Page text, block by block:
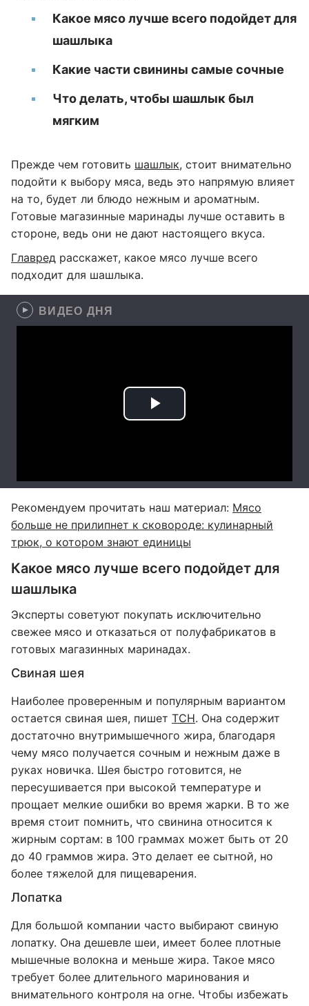
Какое мясо лучше всего подойдет для
шашлыка
Какие части свинины самые сочные
Что делать, чтобы шашлык был
мягким
Прежде чем готовить шашлык, стоит внимательно
подойти к выбору мяса, ведь это напрямую влияет
на то, будет ли блюдо нежным и ароматным.
Готовые магазинные маринады лучше оставить в
стороне, ведь они не дают настоящего вкуса.
Главред расскажет, какое мясо лучше всего
подходит для шашлыка.
ВИДЕО ДНЯ
Рекомендуем прочитать наш материал: Мясо
больше не прилипнет к сковороде: кулинарный
трюк, о котором знают единицы
Какое мясо лучше всего подойдет для
шашлыка
Эксперты советуют покупать исключительно
свежее мясо и отказаться от полуфабрикатов в
готовых магазинных маринадах.
Свиная шея
Наиболее проверенным и популярным вариантом
остается свиная шея, пишет ТСН. Она содержит
достаточно внутримышечного жира, благодаря
чему мясо получается сочным и нежным даже в
руках новичка. Шея быстро готовится, не
пересушивается при высокой температуре и
прощает мелкие ошибки во время жарки. В то же
время стоит помнить, что свинина относится к
жирным сортам: в 100 граммах может быть от 20
до 40 граммов жира. Это делает ее сытной, но
более тяжелой для пищеварения.
Лопатка
Для большой компании часто выбирают свиную
лопатку. Она дешевле шеи, имеет более плотные
мышечные волокна и меньше жира. Такое мясо
требует более длительного маринования и
внимательного контроля на огне. Чтобы избежать